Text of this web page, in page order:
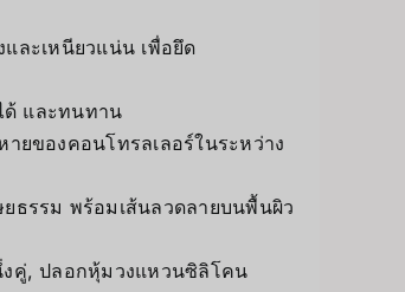
ละเหนียวแน่น เพื่อยึด
ด้ และทนทาน
ยของคอนโทรลเลอร์ในระหว่าง
ธรรม พร้อมเส้นลวดลายบนพื้นผิว
คู่, ปลอกหุ้มวงแหวนซิลิโคน